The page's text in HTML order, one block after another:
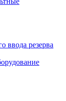
ввода резерва